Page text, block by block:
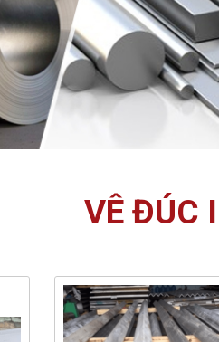
VÊ ĐÚC